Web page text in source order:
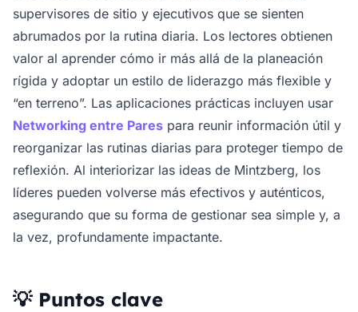
supervisores de sitio y ejecutivos que se sienten
abrumados por la rutina diaria. Los lectores obtienen
valor al aprender cómo ir más allá de la planeación
rígida y adoptar un estilo de liderazgo más flexible y
“en terreno”. Las aplicaciones prácticas incluyen usar
Networking entre Pares para reunir información útil y
reorganizar las rutinas diarias para proteger tiempo de
reflexión. Al interiorizar las ideas de Mintzberg, los
líderes pueden volverse más efectivos y auténticos,
asegurando que su forma de gestionar sea simple y, a
la vez, profundamente impactante.
💡 Puntos clave